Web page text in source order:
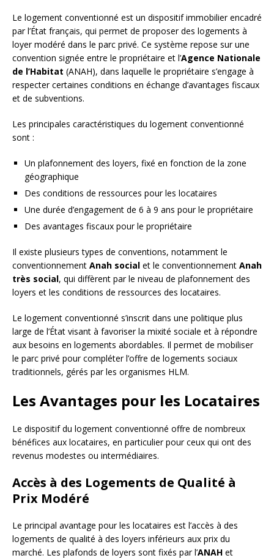
Le logement conventionné est un dispositif immobilier encadré
par l’État français, qui permet de proposer des logements à
loyer modéré dans le parc privé. Ce système repose sur une
convention signée entre le propriétaire et l’Agence Nationale
de l’Habitat (ANAH), dans laquelle le propriétaire s’engage à
respecter certaines conditions en échange d’avantages fiscaux
et de subventions.
Les principales caractéristiques du logement conventionné
sont :
Un plafonnement des loyers, fixé en fonction de la zone
géographique
Des conditions de ressources pour les locataires
Une durée d’engagement de 6 à 9 ans pour le propriétaire
Des avantages fiscaux pour le propriétaire
Il existe plusieurs types de conventions, notamment le
conventionnement Anah social et le conventionnement Anah
très social, qui diffèrent par le niveau de plafonnement des
loyers et les conditions de ressources des locataires.
Le logement conventionné s’inscrit dans une politique plus
large de l’État visant à favoriser la mixité sociale et à répondre
aux besoins en logements abordables. Il permet de mobiliser
le parc privé pour compléter l’offre de logements sociaux
traditionnels, gérés par les organismes HLM.
Les Avantages pour les Locataires
Le dispositif du logement conventionné offre de nombreux
bénéfices aux locataires, en particulier pour ceux qui ont des
revenus modestes ou intermédiaires.
Accès à des Logements de Qualité à
Prix Modéré
Le principal avantage pour les locataires est l’accès à des
logements de qualité à des loyers inférieurs aux prix du
marché. Les plafonds de loyers sont fixés par l’ANAH et